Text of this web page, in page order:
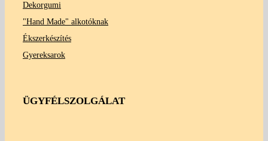
Dekorgumi
"Hand Made" alkotóknak
Ékszerkészítés
Gyereksarok
ÜGYFÉLSZOLGÁLAT